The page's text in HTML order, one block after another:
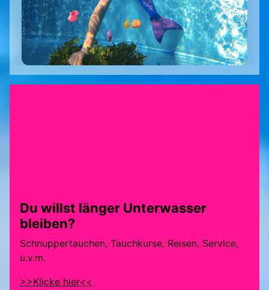
Du willst länger Unterwasser
bleiben?
Schnuppertauchen, Tauchkurse, Reisen, Service,
u.v.m.
>>Klicke hier<<